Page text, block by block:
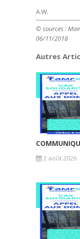
A.W.
© sources :
06/11/2018
Autres
2 août 2026